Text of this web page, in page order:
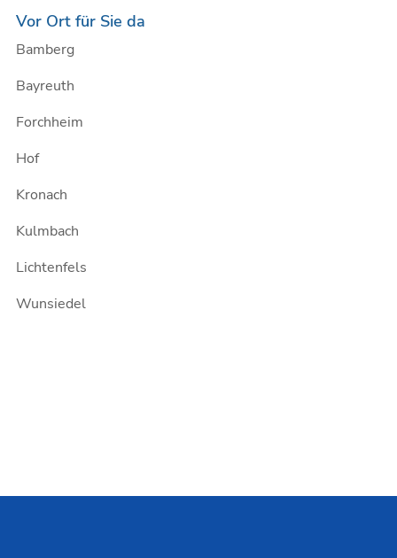
Vor Ort für Sie da
Bamberg
Bayreuth
Forchheim
Hof
Kronach
Kulmbach
Lichtenfels
Wunsiedel